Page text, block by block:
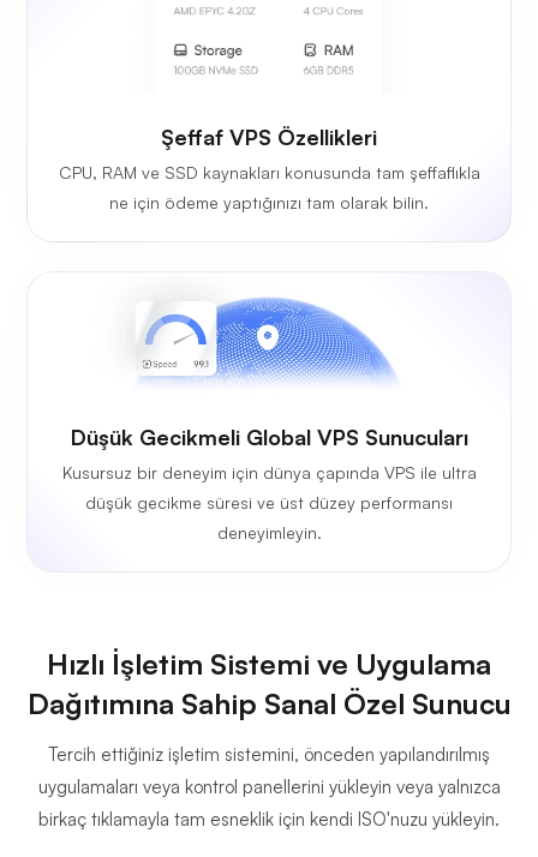
Şeffaf VPS Özellikleri
CPU, RAM ve SSD kaynakları konusunda tam şeffaflıkla
ne için ödeme yaptığınızı tam olarak bilin.
Düşük Gecikmeli Global VPS Sunucuları
Kusursuz bir deneyim için dünya çapında VPS ile ultra
düşük gecikme süresi ve üst düzey performansı
deneyimleyin.
Hızlı İşletim Sistemi ve Uygulama
Dağıtımına Sahip Sanal Özel Sunucu
Tercih ettiğiniz işletim sistemini, önceden yapılandırılmış
uygulamaları veya kontrol panellerini yükleyin veya yalnızca
birkaç tıklamayla tam esneklik için kendi ISO'nuzu yükleyin.